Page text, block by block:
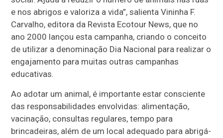
e nos abrigos e valoriza a vida”, salienta Vininha F.
Carvalho, editora da Revista Ecotour News, que no
ano 2000 lançou esta campanha, criando o conceito
de utilizar a denominação Dia Nacional para realizar o
engajamento para muitas outras campanhas
educativas.
Ao adotar um animal, é importante estar consciente
das responsabilidades envolvidas: alimentação,
vacinação, consultas regulares, tempo para
brincadeiras, além de um local adequado para abrigá-